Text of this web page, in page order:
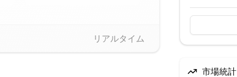
リアルタイム
市場統計